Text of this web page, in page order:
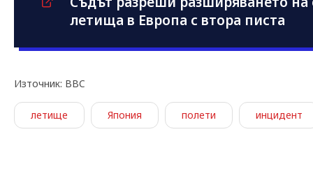
летища в Европа с втора писта
Източник: BBC
летище Япония полети инцидент